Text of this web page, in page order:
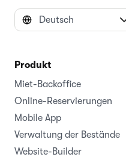
Produkt
Miet-Backoffice
Online-Reservierungen
Mobile App
Verwaltung der Bestände
Website-Builder